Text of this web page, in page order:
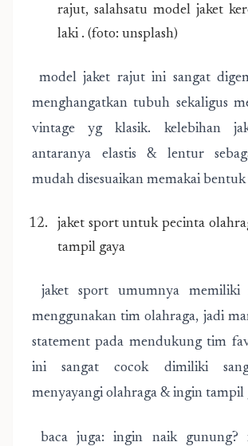
rajut, salahsatu model jaket
laki . (foto: unsplash)
model jaket rajut ini sangat
menghangatkan tubuh sekaligus
vintage yg klasik. kelebihan
antaranya elastis & lentur
mudah disesuaikan memakai
jaket sport untuk pecinta
tampil gaya
jaket sport umumnya memiliki
menggunakan tim olahraga, jadi
statement pada mendukung tim
ini sangat cocok dimiliki
menyayangi olahraga & ingin tampil
baca juga: ingin naik